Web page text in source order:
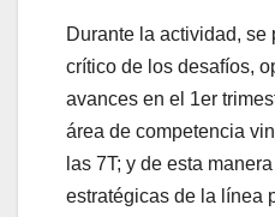
Durante la actividad,
crítico de los desafíos,
avances en el 1er
área de competencia
las 7T; y de esta
estratégicas de la línea